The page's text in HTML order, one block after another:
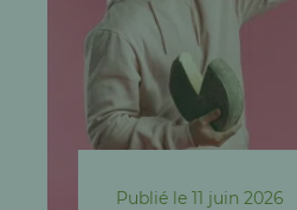
Publié le 11 juin 2026